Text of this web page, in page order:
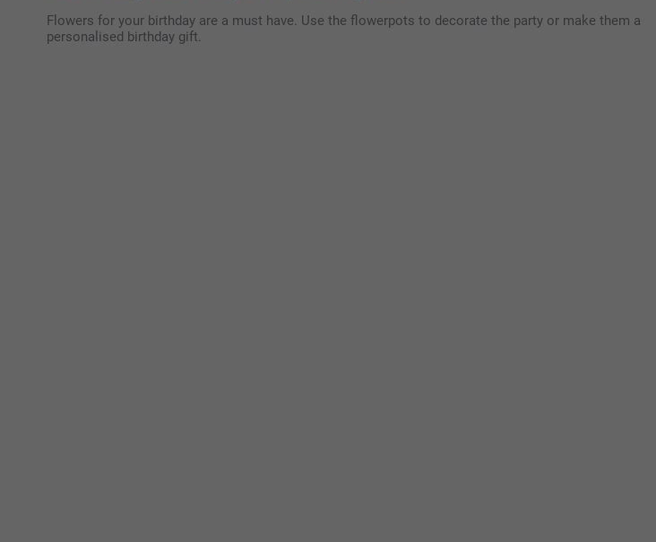
Flowers for your birthday are a must have. Use the flowerpots to decorate the party or make them a
personalised birthday gift.